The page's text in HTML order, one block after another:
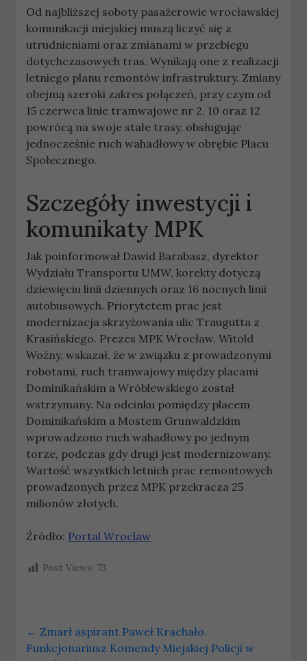
Od najbliższej soboty pasażerowie wrocławskiej
komunikacji miejskiej muszą liczyć się z
utrudnieniami oraz zmianami w przebiegu
dotychczasowych tras. Wynikają one z realizacji
letniego planu remontów infrastruktury. Zmiany
obejmą szeroki zakres połączeń, przy czym od
15 czerwca linie tramwajowe nr 2, 10 oraz 12
powrócą na swoje stałe trasy, obsługując
jednocześnie ruch wahadłowy w obrębie Placu
Społecznego.
Szczegóły inwestycji i
komunikaty MPK
Jak poinformował Dawid Barabasz, dyrektor
Wydziału Transportu UMW, korekty dotyczą
dziewięciu linii dziennych oraz 16 nocnych linii
autobusowych. Priorytetem prac jest
modernizacja skrzyżowania ulic Traugutta z
Krasińskiego. Prezes MPK Wrocław, Witold
Woźny, wskazał, że w związku z prowadzonymi
robotami, ruch tramwajowy między placami
Dominikańskim a Wróblewskiego został
wstrzymany. Na odcinku pomiędzy placem
Dominikańskim a Mostem Grunwaldzkim
wprowadzono ruch wahadłowy po jednym
torze, podczas gdy drugi jest modernizowany.
Wartość wszystkich letnich prac remontowych
prowadzonych przez MPK przekracza 25
milionów złotych.
Źródło: Portal Wroclaw
Post Views: 73
← Zmarł aspirant Paweł Krachało.
Funkcjonariusz Komendy Miejskiej Policji w